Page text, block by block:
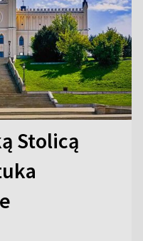
Stolicą